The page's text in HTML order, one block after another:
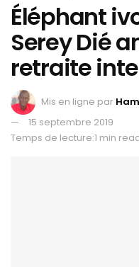
Éléphant
Serey Dié
retraite
Mis en ligne par
15 septembre 2019
Temps de lecture:1 min